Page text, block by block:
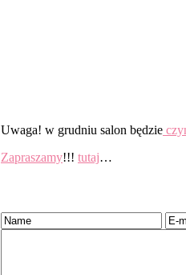
Uwaga! w grudniu salon będzie
Zapraszamy!!! tutaj…